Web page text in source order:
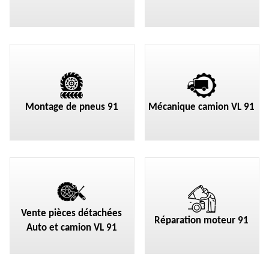
Montage de pneus 91 Mécanique camion VL 91
Vente pièces détachées
Auto et camion VL 91
Réparation moteur 91